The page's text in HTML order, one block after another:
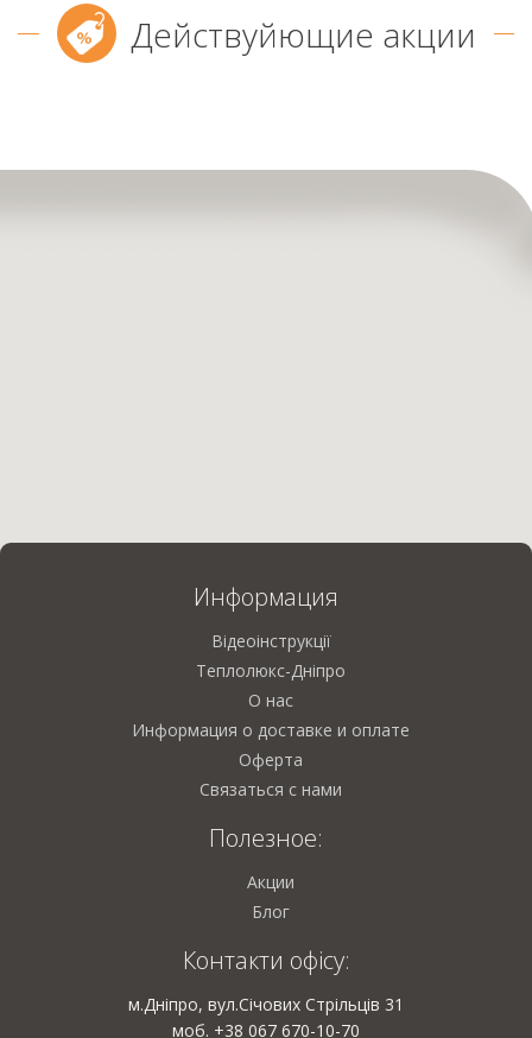
Действуйющие акции
Информация
Відеоінструкції
Теплолюкс-Дніпро
О нас
Информация о доставке и оплате
Оферта
Связаться с нами
Полезное:
Акции
Блог
Контакти офісу:
м.Дніпро, вул.Січових Стрільців 31
моб. +38 067 670-10-70